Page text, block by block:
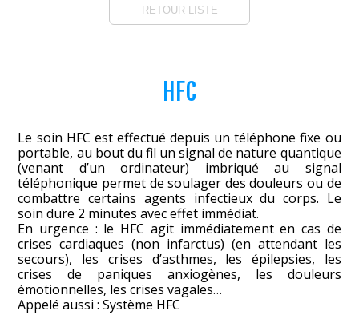
RETOUR LISTE
HFC
Le soin HFC est effectué depuis un téléphone fixe ou
portable, au bout du fil un signal de nature quantique
(venant d’un ordinateur) imbriqué au signal
téléphonique permet de soulager des douleurs ou de
combattre certains agents infectieux du corps. Le
soin dure 2 minutes avec effet immédiat.
En urgence : le HFC agit immédiatement en cas de
crises cardiaques (non infarctus) (en attendant les
secours), les crises d’asthmes, les épilepsies, les
crises de paniques anxiogènes, les douleurs
émotionnelles, les crises vagales…
Appelé aussi : Système HFC